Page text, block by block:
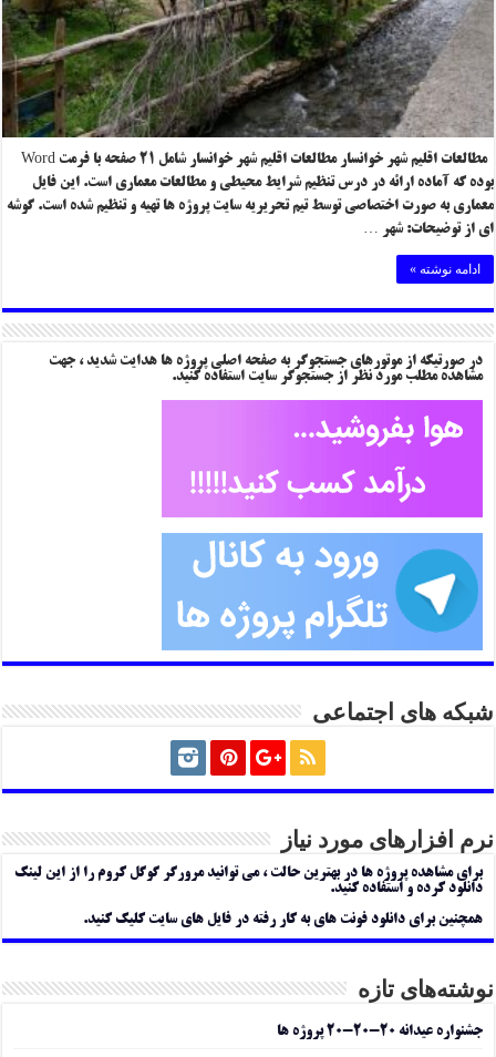
مطالعات اقلیم شهر خوانسار مطالعات اقلیم شهر خوانسار شامل ۲۱ صفحه با فرمت Word
بوده که آماده ارائه در درس تنظیم شرایط محیطی و مطالعات معماری است. این فایل
معماری به صورت اختصاصی توسط تیم تحریریه سایت پروژه ها تهیه و تنظیم شده است. گوشه
ای از توضیحات: شهر …
ادامه نوشته »
در صورتیکه از موتورهای جستجوگر به صفحه اصلی پروژه ها هدایت شدید ، جهت
مشاهده مطلب مورد نظر از جستجوگر سایت استفاده کنید.
شبکه های اجتماعی
نرم افزارهای مورد نیاز
برای مشاهده پروژه ها در بهترین حالت ، می توانید مرورگر گوگل کروم را از این لینک
دانلود کرده و استفاده کنید.
همچنین برای دانلود فونت های به کار رفته در فایل های سایت کلیک کنید.
نوشته‌های تازه
جشنواره عیدانه ۲۰-۲۰-۲۰ پروژه ها